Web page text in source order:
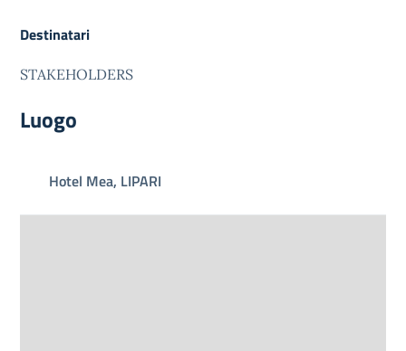
Destinatari
STAKEHOLDERS
Luogo
Hotel Mea, LIPARI